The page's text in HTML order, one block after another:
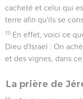
cacheté et celui qui
terre afin qu'ils se
15 En effet, voici ce
Dieu d'Israël : On
et des vignes, dans ce
La prière de